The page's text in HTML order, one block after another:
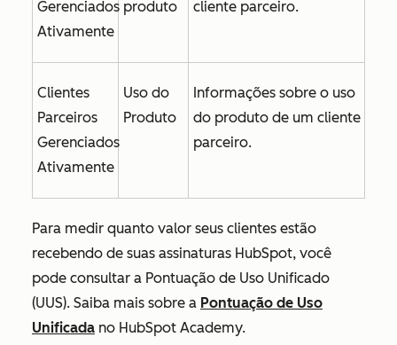
Gerenciados
Ativamente
produto
cliente parceiro.
Clientes
Parceiros
Gerenciados
Ativamente
Uso do
Produto
Informações sobre o uso
do produto de um cliente
parceiro.
Para medir quanto valor seus clientes estão
recebendo de suas assinaturas HubSpot, você
pode consultar a Pontuação de Uso Unificado
(UUS). Saiba mais sobre a Pontuação de Uso
Unificada no HubSpot Academy.